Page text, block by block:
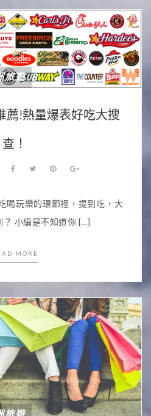
旅遊
薦!熱量爆表好吃大搜
查！
喝玩樂的環節裡，提到吃，大
？ 小編是不知道你 […]
MORE